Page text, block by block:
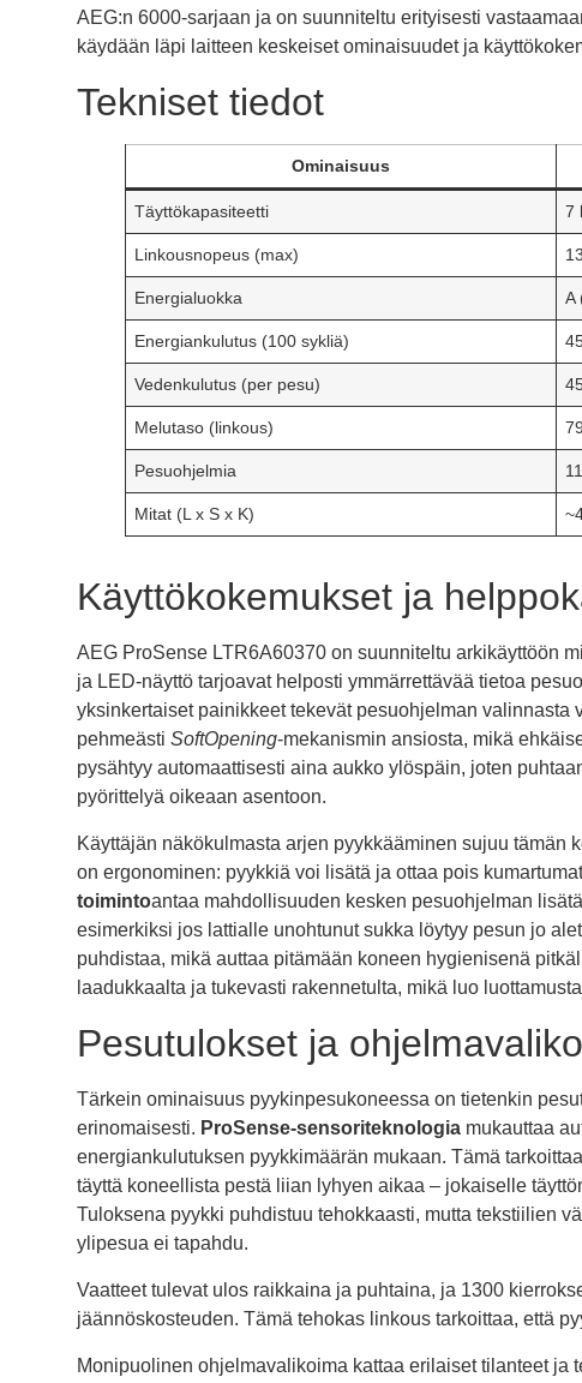
AEG:n 6000-sarjaan ja on suunniteltu erityisesti
käydään läpi laitteen keskeiset ominaisuudet ja
Tekniset tiedot
Ominaisuus
Täyttökapasiteetti 7
Linkousnopeus (max)
Energialuokka A
Energiankulutus (100 sykliä)
Vedenkulutus (per pesu)
Melutaso (linkous)
Pesuohjelmia 11
Mitat (L x S x K)
Käyttökokemukset ja
AEG ProSense LTR6A60370 on suunniteltu arkikäyttöön
ja LED-näyttö tarjoavat helposti ymmärrettävää tietoa
yksinkertaiset painikkeet tekevät pesuohjelman valinnasta
pehmeästi SoftOpening-mekanismin ansiosta, mikä
pysähtyy automaattisesti aina aukko ylöspäin, joten
pyörittelyä oikeaan asentoon.
Käyttäjän näkökulmasta arjen pyykkääminen sujuu tämän
on ergonominen: pyykkiä voi lisätä ja ottaa pois
toimintoantaa mahdollisuuden kesken pesuohjelman
esimerkiksi jos lattialle unohtunut sukka löytyy pesun jo
puhdistaa, mikä auttaa pitämään koneen hygienisenä
laadukkaalta ja tukevasti rakennetulta, mikä luo
Pesutulokset ja
Tärkein ominaisuus pyykinpesukoneessa on tietenkin
erinomaisesti. ProSense-sensoriteknologia mukauttaa
energiankulutuksen pyykkimäärän mukaan. Tämä
täyttä koneellista pestä liian lyhyen aikaa – jokaiselle
Tuloksena pyykki puhdistuu tehokkaasti, mutta tekstiilien
ylipesua ei tapahdu.
Vaatteet tulevat ulos raikkaina ja puhtaina, ja 1300
jäännöskosteuden. Tämä tehokas linkous tarkoittaa, että
Monipuolinen ohjelmavalikoima kattaa erilaiset tilanteet ja